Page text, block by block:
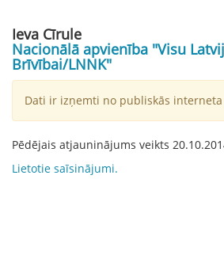
Ieva Cīrule
Nacionālā apvienība "Visu
Brīvībai/LNNK"
Dati ir izņemti no publiskās interneta
Pēdējais atjauninājums veikts
Lietotie saīsinājumi.